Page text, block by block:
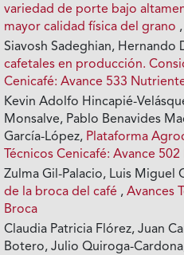
variedad de porte bajo
mayor calidad física del grano
Siavosh Sadeghian, Hernando
cafetales en producción.
Cenicafé: Avance 533
Kevin Adolfo Hincapié-
Monsalve, Pablo Benavides
García-López, Plataforma
Técnicos Cenicafé: Avance
Zulma Gil-Palacio, Luis Miguel
de la broca del café ,Avances
Broca
Claudia Patricia Flórez, Juan
Botero, Julio Quiroga-